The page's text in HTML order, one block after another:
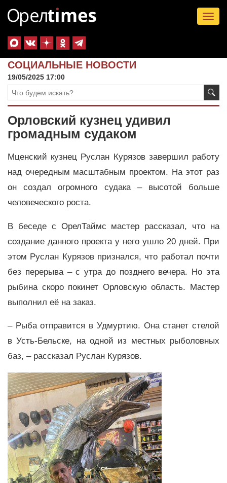
СОЦИАЛЬНЫЕ НОВОСТИ
19/05/2025 17:00
Орловский кузнец удивил
громадным судаком
Мценский кузнец Руслан Курязов завершил работу
над очередным масштабным проектом. На этот раз
он создал огромного судака – высотой больше
человеческого роста.
В беседе с ОрелТаймс мастер рассказал, что на
создание данного проекта у него ушло 20 дней. При
этом Руслан Курязов признался, что работал почти
без перерыва – с утра до позднего вечера. Но эта
рыбина скоро покинет Орловскую область. Мастер
выполнил её на заказ.
– Рыба отправится в Удмуртию. Она станет стелой
в Усть-Бельске, на одной из местных рыболовных
баз, – рассказал Руслан Курязов.